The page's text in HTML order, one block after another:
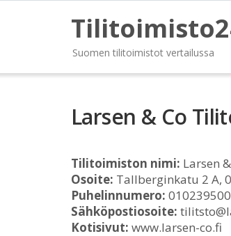
Suomen tilitoimistot vertailussa
Larsen & Co
Tilitoimiston nimi: Larsen
Osoite: Tallberginkatu 2 A,
Puhelinnumero:
Sähköpostiosoite:
Kotisivut: www.larsen-co.fi